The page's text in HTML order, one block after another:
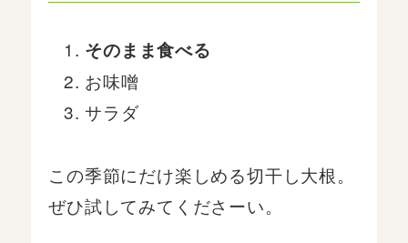
そのまま食べる
お味噌
サラダ
この季節にだけ楽しめる切干し大根。
ぜひ試してみてくださーい。